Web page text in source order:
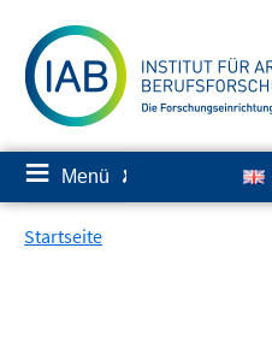
zum
Inhalt
≡ Menü ✘
Startseite